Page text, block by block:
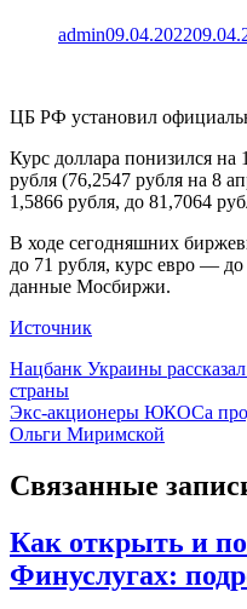
admin09.04.2022
ЦБ РФ установил
Курс доллара понизился на
рубля (76,2547 рубля на 8
1,5866 рубля, до 81,7064
В ходе сегодняшних
до 71 рубля, курс евро — до
данные Мосбиржи.
Источник
Навигация
по
записям
Нацбанк Украины
страны
Экс-акционеры ЮКОСа
Ольги Миримской
Связанные
Как открыть и
Финуслугах: